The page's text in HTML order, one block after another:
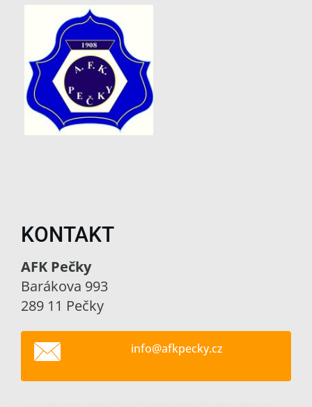
KONTAKT
AFK Pečky
Barákova 993
289 11 Pečky
info@afkpecky.cz